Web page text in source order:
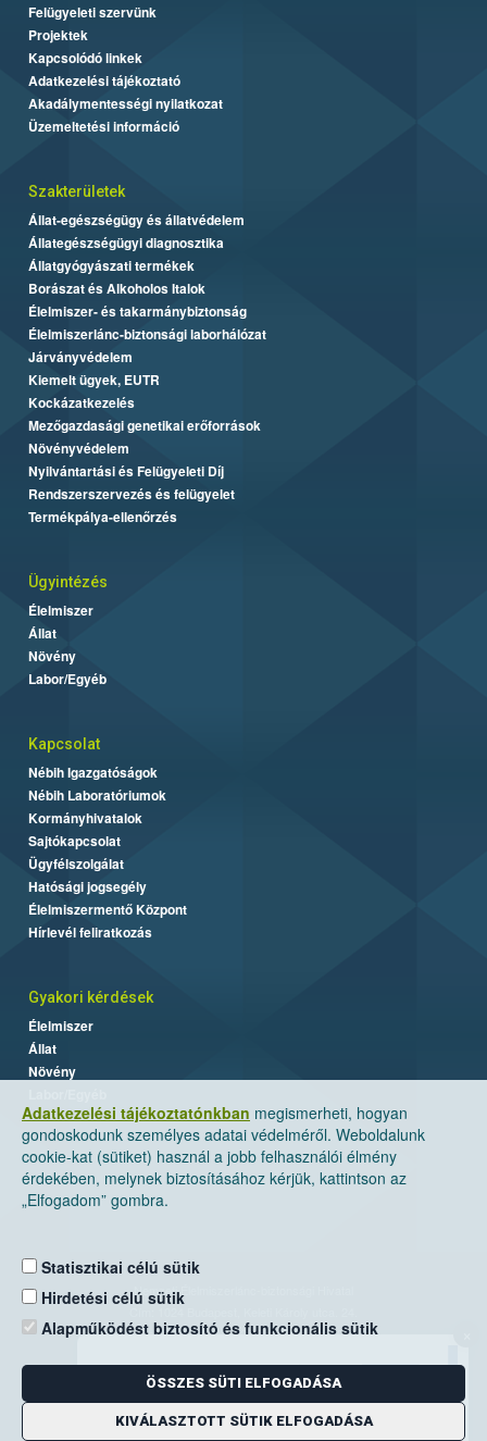
Adatkezelési tájékoztatónkban megismerheti, hogyan
gondoskodunk személyes adatai védelméről. Weboldalunk
cookie-kat (sütiket) használ a jobb felhasználói élmény
érdekében, melynek biztosításához kérjük, kattintson az
„Elfogadom” gombra.
Statisztikai célú sütik
Hirdetési célú sütik
Alapműködést biztosító és funkcionális sütik
ÖSSZES SÜTI ELFOGADÁSA
KIVÁLASZTOTT SÜTIK ELFOGADÁSA
Felügyeleti szervünk
Projektek
Kapcsolódó linkek
Adatkezelési tájékoztató
Akadálymentességi nyilatkozat
Üzemeltetési információ
Szakterületek
Állat-egészségügy és állatvédelem
Állategészségügyi diagnosztika
Állatgyógyászati termékek
Borászat és Alkoholos Italok
Élelmiszer- és takarmánybiztonság
Élelmiszerlánc-biztonsági laborhálózat
Járványvédelem
Kiemelt ügyek, EUTR
Kockázatkezelés
Mezőgazdasági genetikai erőforrások
Növényvédelem
Nyilvántartási és Felügyeleti Díj
Rendszerszervezés és felügyelet
Termékpálya-ellenőrzés
Ügyintézés
Élelmiszer
Állat
Növény
Labor/Egyéb
Kapcsolat
Nébih Igazgatóságok
Nébih Laboratóriumok
Kormányhivatalok
Sajtókapcsolat
Ügyfélszolgálat
Hatósági jogsegély
Élelmiszermentő Központ
Hírlevél feliratkozás
Gyakori kérdések
Élelmiszer
Állat
Növény
Nemzeti Élelmiszerlánc-biztonsági Hivatal
Levelezési cím: 1525 Budapest. Pf. 30.
E-mail:ugyfelszolgalat@nebih.gov.hu
Zöld szám: 06-80/263-244
Telefon: 06-1/ 336-9000